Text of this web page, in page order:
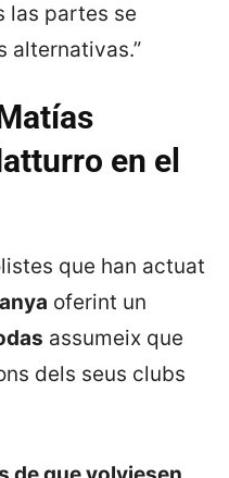
las partes se
alternativas.”
en el
que han actuat
oferint un
assumeix que
dels seus clubs